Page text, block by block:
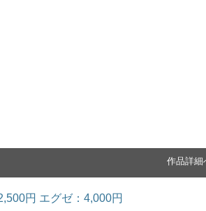
作品詳細
円 エグゼ：4,000円